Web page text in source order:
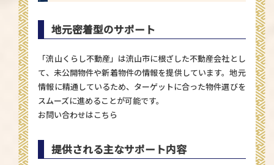
地元密着型のサポート
「流山くらし不動産」は流山市に根ざした不動産会社とし
て、未公開物件や新着物件の情報を提供しています。地元
情報に精通しているため、ターゲットに合った物件選びを
スムーズに進めることが可能です。
お問い合わせはこちら
提供される主なサポート内容